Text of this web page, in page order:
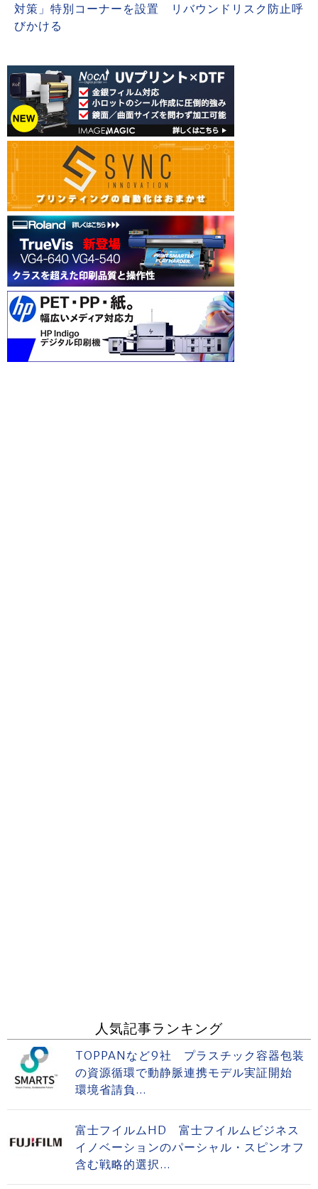
対策」特別コーナーを設置 リバウンドリスク防止呼
びかける
人気記事ランキング
TOPPANなど9社 プラスチック容器包装
の資源循環で動静脈連携モデル実証開始
環境省請負...
富士フイルムHD 富士フイルムビジネス
イノベーションのパーシャル・スピンオフ
含む戦略的選択...